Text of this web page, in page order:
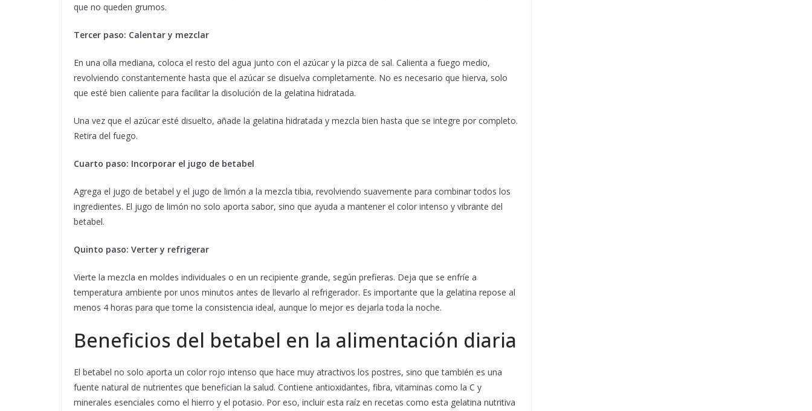
que no queden grumos.
Tercer paso: Calentar y mezclar
En una olla mediana, coloca el resto del agua junto con el azúcar y la pizca de sal. Calienta a fuego medio,
revolviendo constantemente hasta que el azúcar se disuelva completamente. No es necesario que hierva, solo
que esté bien caliente para facilitar la disolución de la gelatina hidratada.
Una vez que el azúcar esté disuelto, añade la gelatina hidratada y mezcla bien hasta que se integre por completo.
Retira del fuego.
Cuarto paso: Incorporar el jugo de betabel
Agrega el jugo de betabel y el jugo de limón a la mezcla tibia, revolviendo suavemente para combinar todos los
ingredientes. El jugo de limón no solo aporta sabor, sino que ayuda a mantener el color intenso y vibrante del
betabel.
Quinto paso: Verter y refrigerar
Vierte la mezcla en moldes individuales o en un recipiente grande, según prefieras. Deja que se enfríe a
temperatura ambiente por unos minutos antes de llevarlo al refrigerador. Es importante que la gelatina repose al
menos 4 horas para que tome la consistencia ideal, aunque lo mejor es dejarla toda la noche.
Beneficios del betabel en la alimentación diaria
El betabel no solo aporta un color rojo intenso que hace muy atractivos los postres, sino que también es una
fuente natural de nutrientes que benefician la salud. Contiene antioxidantes, fibra, vitaminas como la C y
minerales esenciales como el hierro y el potasio. Por eso, incluir esta raíz en recetas como esta gelatina nutritiva